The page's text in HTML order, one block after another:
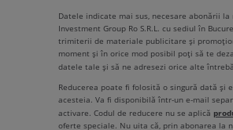
Datele indicate mai sus, necesare abonării
Investment Group Ro S.R.L. cu sediul în
trimiterii de materiale publicitare și
moment și în orice mod posibil poți să te
datele tale și să ne adresezi orice alte
Reducerea poate fi folosită o singură dată
acesteia. Va fi disponibilă într-un e-mail
activare. Codul de reducere nu se aplică
oferte speciale. Nu uita că, prin abonarea la